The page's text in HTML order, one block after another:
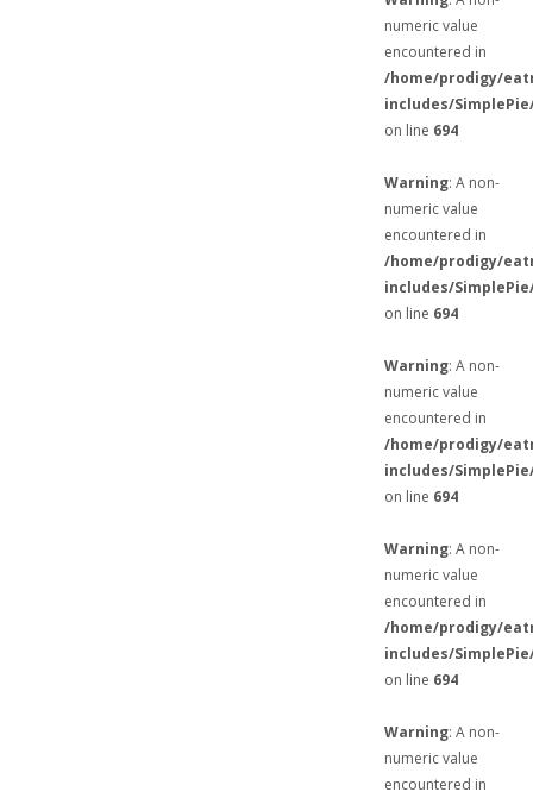
numeric value
encountered in
/home/prodigy/
includes/
on line 694
Warning: A non-
numeric value
encountered in
/home/prodigy/
includes/
on line 694
Warning: A non-
numeric value
encountered in
/home/prodigy/
includes/
on line 694
Warning: A non-
numeric value
encountered in
/home/prodigy/
includes/
on line 694
Warning: A non-
numeric value
encountered in